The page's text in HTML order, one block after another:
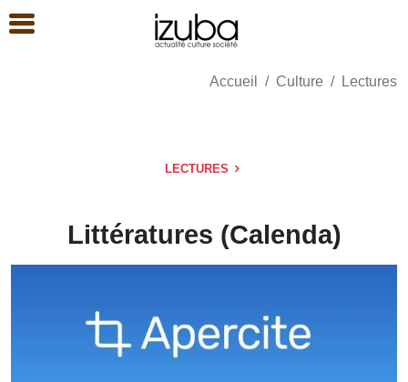
Accueil Culture Lectures
LECTURES
Littératures (Calenda)